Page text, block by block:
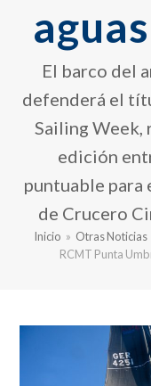
El barco del
defenderá el
Sailing Week,
edición
puntuable para
de Crucero
Inicio » Otras Noticias
RCMT Punta